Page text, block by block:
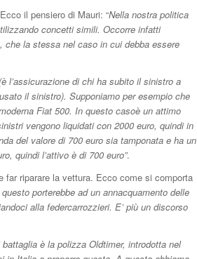
il pensiero di Mauri: “Nella nostra politica
concetti simili. Occorre infatti
che la stessa nel caso in cui debba essere
l’assicurazione di chi ha subito il sinistro a
il sinistro). Supponiamo per esempio che
Fiat 500. In questo casoè un attimo
vengono liquidati con 2000 euro, quindi in
del valore di 700 euro sia tamponata e ha un
quindi l’attivo è di 700 euro”.
far riparare la vettura. Ecco come si comporta
porterebbe ad un annacquamento delle
alla federcarrozzieri. E’ più un discorso
è la polizza Oldtimer, introdotta nel